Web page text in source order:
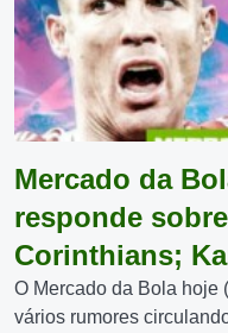
Mercado da
responde
Corinthians;
O Mercado da Bola hoje
vários rumores